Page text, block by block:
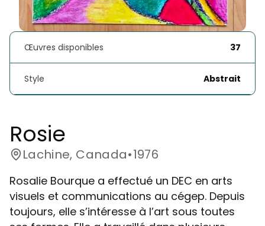
Œuvres disponibles 37
Style Abstrait
Rosie
Lachine, Canada•1976
Rosalie Bourque a effectué un DEC en arts
visuels et communications au cégep. Depuis
toujours, elle s’intéresse à l’art sous toutes